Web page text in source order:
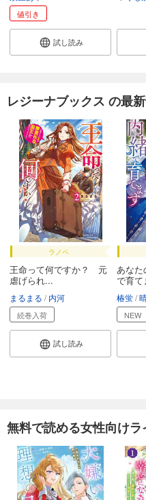
値引き
試し読み
レジーナブックス の最
ラノベ
王命って何ですか？ 元
虐げられ...
まるまる 内河
続巻入荷
試し読み
あな
で育て
椿蛍
NEW
無料で読める女性向け